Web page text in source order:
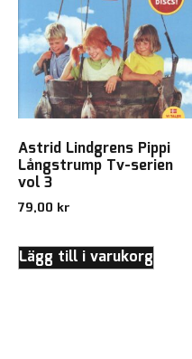
Astrid Lindgrens Pippi
Långstrump Tv-serien
vol 3
79,00 kr
Lägg till i varukorg